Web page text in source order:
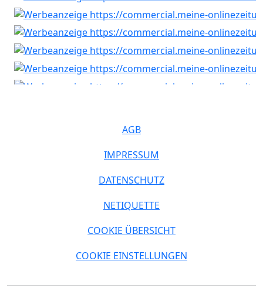
AGB
IMPRESSUM
DATENSCHUTZ
NETIQUETTE
COOKIE ÜBERSICHT
COOKIE EINSTELLUNGEN